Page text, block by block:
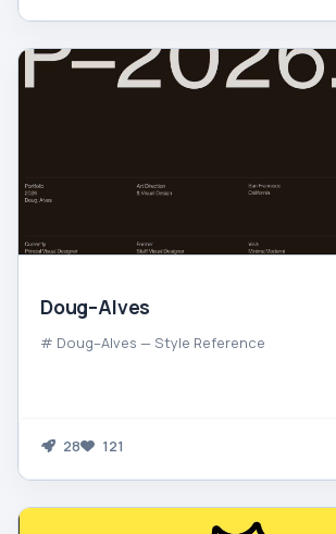
Doug–Alves
# Doug–Alves — Style Reference
28 121